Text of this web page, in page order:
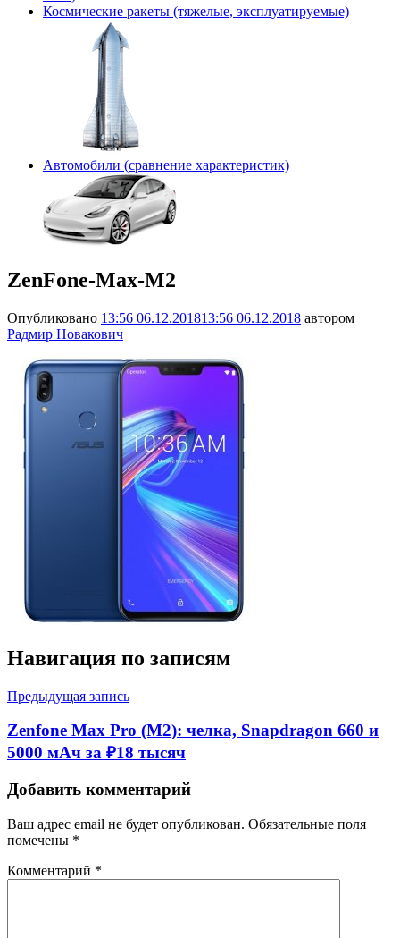
Космические ракеты (тяжелые, эксплуатируемые)
Автомобили (сравнение характеристик)
ZenFone-Max-M2
Опубликовано 13:56 06.12.201813:56 06.12.2018 автором
Радмир Новакович
Навигация по записям
Предыдущая запись
Zenfone Max Pro (M2): челка, Snapdragon 660 и
5000 мАч за ₽18 тысяч
Добавить комментарий
Ваш адрес email не будет опубликован. Обязательные поля
помечены *
Комментарий *